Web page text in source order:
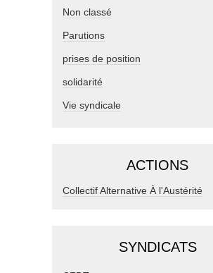
Non classé
Parutions
prises de position
solidarité
Vie syndicale
ACTIONS
Collectif Alternative À l'Austérité
SYNDICATS